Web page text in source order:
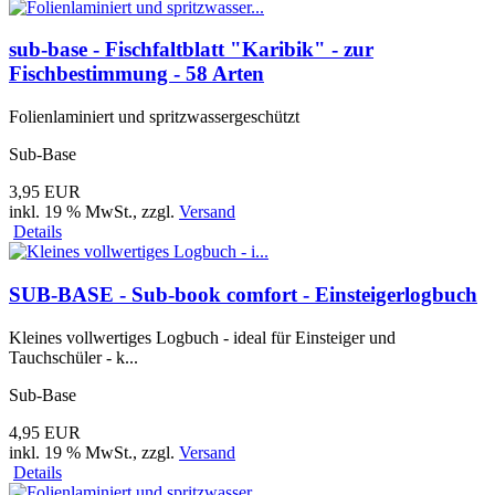
sub-base - Fischfaltblatt "Karibik" - zur
Fischbestimmung - 58 Arten
Folienlaminiert und spritzwassergeschützt
Sub-Base
3,95 EUR
inkl. 19 % MwSt., zzgl. Versand
Details
SUB-BASE - Sub-book comfort - Einsteigerlogbuch
Kleines vollwertiges Logbuch - ideal für Einsteiger und
Tauchschüler - k...
Sub-Base
4,95 EUR
inkl. 19 % MwSt., zzgl. Versand
Details